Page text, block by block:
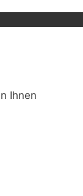
Ihnen